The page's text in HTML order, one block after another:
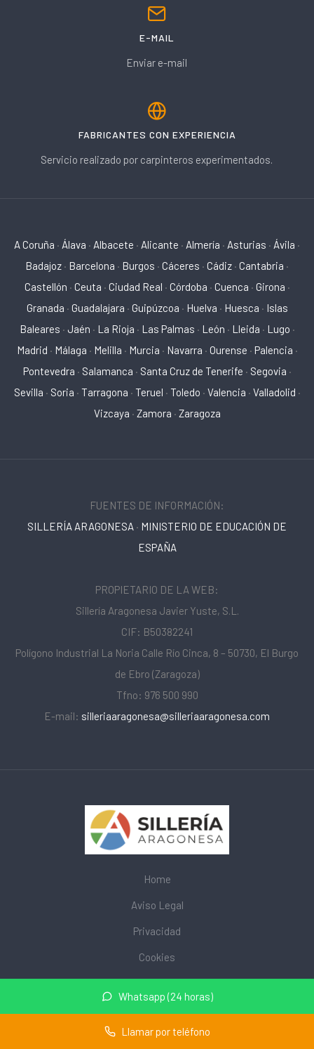
Whatsapp (24 horas)
Llamar por teléfono
E-MAIL
Enviar e-mail
FABRICANTES CON EXPERIENCIA
Servicio realizado por carpinteros experimentados.
A Coruña · Álava · Albacete · Alicante · Almería · Asturias · Ávila ·
Badajoz · Barcelona · Burgos · Cáceres · Cádiz · Cantabria ·
Castellón · Ceuta · Ciudad Real · Córdoba · Cuenca · Girona ·
Granada · Guadalajara · Guipúzcoa · Huelva · Huesca · Islas
Baleares · Jaén · La Rioja · Las Palmas · León · Lleida · Lugo ·
Madrid · Málaga · Melilla · Murcia · Navarra · Ourense · Palencia ·
Pontevedra · Salamanca · Santa Cruz de Tenerife · Segovia ·
Sevilla · Soria · Tarragona · Teruel · Toledo · Valencia · Valladolid ·
Vizcaya · Zamora · Zaragoza
FUENTES DE INFORMACIÓN:
SILLERÍA ARAGONESA · MINISTERIO DE EDUCACIÓN DE
ESPAÑA
PROPIETARIO DE LA WEB:
Sillería Aragonesa Javier Yuste, S.L.
CIF: B50382241
Polígono Industrial La Noria Calle Río Cinca, 8 – 50730, El Burgo
de Ebro (Zaragoza)
Tfno: 976 500 990
E-mail: silleriaaragonesa@silleriaaragonesa.com
Home
Aviso Legal
Privacidad
Cookies
© 2026 mobiliarioescolar.site · Web de mobiliario escolar cerca